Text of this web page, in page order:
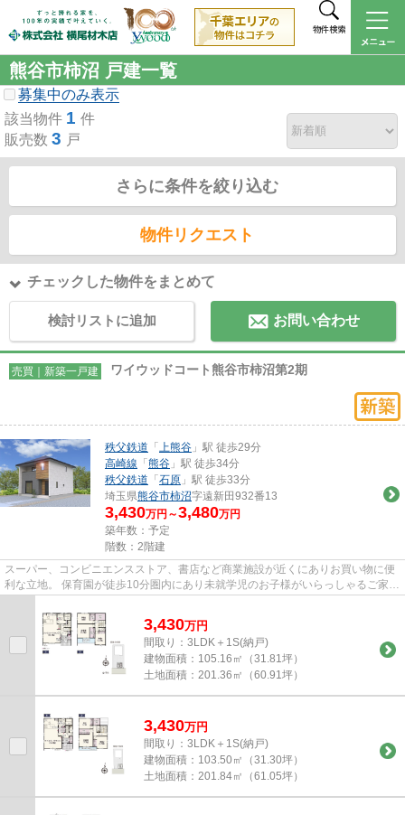
物件検索
熊谷市柿沼 戸建一覧
募集中のみ表示
該当物件 1 件
販売数 3 戸
さらに条件を絞り込む
物件リクエスト
チェックした物件をまとめて
検討リストに追加 お問い合わせ
売買｜新築一戸建 ワイウッドコート熊谷市柿沼第2期
秩父鉄道 「 上熊谷 」駅 徒歩29分
高崎線 「熊谷 」駅 徒歩34分
秩父鉄道 「石原 」駅 徒歩33分
埼玉県熊谷市柿沼字遠新田932番13
3,430万円～3,480万円
築年数：予定
階数：2階建
スーパー、コンビニエンスストア、書店など商業施設が近くにありお買い物に便
利な立地。 保育園が徒歩10分圏内にあり未就学児のお子様がいらっしゃるご家庭
におすすめです。 バス停も...
3,430万円
間取り：3LDK＋1S(納戸)
建物面積： 105.16㎡（31.81坪）
土地面積： 201.36㎡（60.91坪）
3,430万円
間取り：3LDK＋1S(納戸)
建物面積： 103.50㎡（31.30坪）
土地面積： 201.84㎡（61.05坪）